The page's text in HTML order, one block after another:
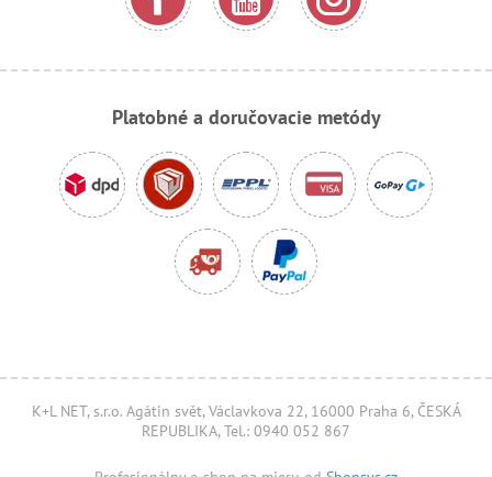
Platobné a doručovacie metódy
K+L NET, s.r.o. Agátin svět, Václavkova 22, 16000 Praha 6, ČESKÁ
REPUBLIKA, Tel.: 0940 052 867